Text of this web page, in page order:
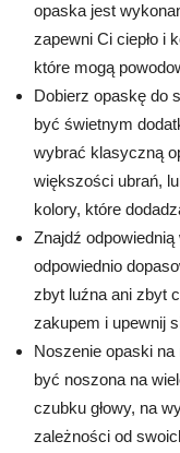
opaska jest
zapewni Ci ciepło i
które mogą
Dobierz opaskę do
być świetnym
wybrać klasyczną
większości ubrań,
kolory, które
Znajdź
odpowiednio
zbyt luźna ani zbyt
zakupem i upewnij
Noszenie opaski na
być noszona na
czubku głowy, na
zależności od